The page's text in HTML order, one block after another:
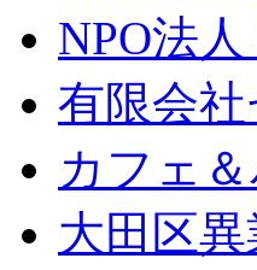
NPO法
有限会
カフェ
大田区